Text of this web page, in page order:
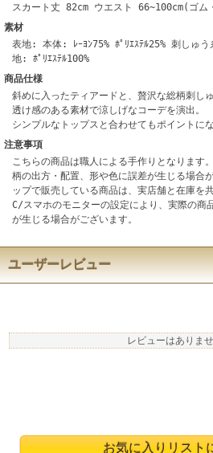
スカート丈 82cm ウエスト 66~100cm(ゴム
素材
表地: 本体: ﾚｰﾖﾝ75% ﾎﾟﾘｴｽﾃﾙ25% 刺しゅう
地: ﾎﾟﾘｴｽﾃﾙ100%
商品仕様
斜めに入ったティアードと、贅沢な総柄刺し
透け感のある素材で涼しげなコーデを演出。
シンプルなトップスと合わせてもポイントに
注意事項
こちらの商品は職人による手作りとなります
柄の出方・配置、形や色に誤差が生じる場合
ップで販売している商品は、実店舗と在庫を
C/スマホのモニターの設定により、実際の商
が生じる場合がございます。
ユーザーレビュー
レビューはありませ